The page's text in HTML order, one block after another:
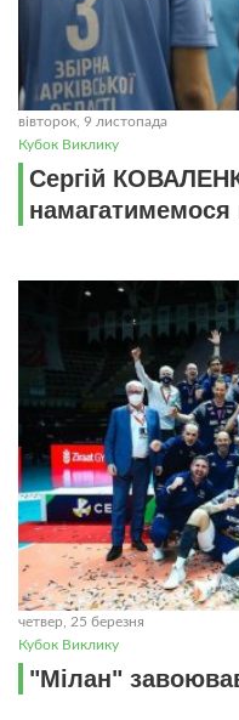
вівторок, 9 листопада
Кубок Виклику
Сергій
намагатимемося
четвер, 25 березня
Кубок Виклику
"Мілан"